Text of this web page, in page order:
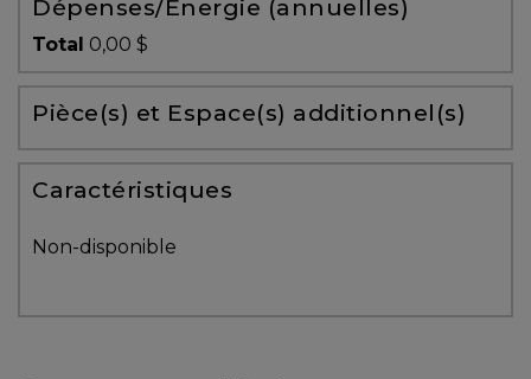
Alerte
immobilière
Avec
un
courtier
vous
protégé!
Dépenses/Énergie (annuelles)
Total 0,00 $
Pièce(s) et Espace(s) additionnel(s)
Caractéristiques
Non-disponible